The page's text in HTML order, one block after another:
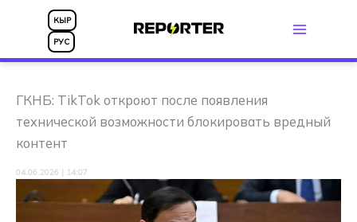
Перейти
содержимому
КЫР
РУС
ГКНБ: TikTok откроют после появления
технической возможности блокировать вредный
контент
04.06.2026 | 14:07